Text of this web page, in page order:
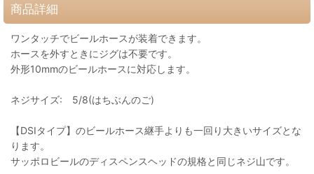
商品詳細
ワンタッチでビールホースが装着できます。
ホースを外すときにジグは不要です。
外形10mmのビールホースに対応します。
ネジサイズ: 5/8(はちぶんのご)
【DSIタイプ】のビールホース継手よりも一回り大きいサイズとな
ります。
サッポロビールのディスペンスヘッドの規格と同じネジ山です。